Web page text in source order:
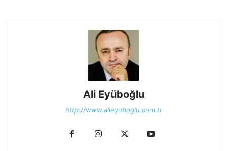
Ali Eyüboğlu
http://www.alieyuboglu.com.tr